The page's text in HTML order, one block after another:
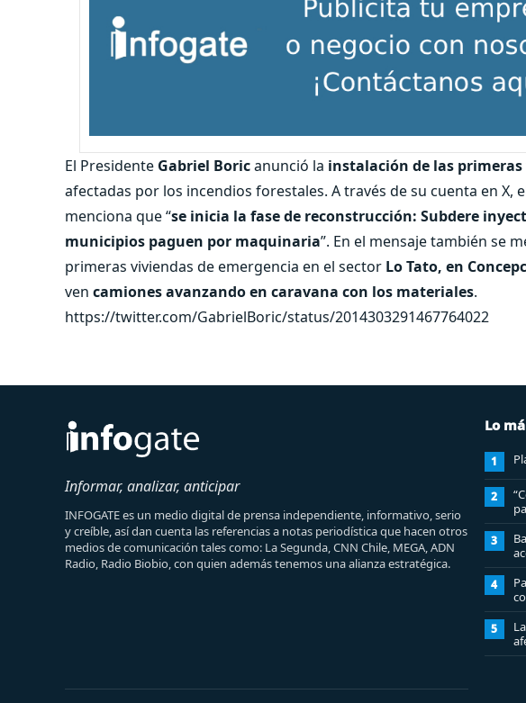
El Presidente Gabriel Boricanunció la instalación de las
afectadas por los incendios forestales. A través de su cuenta en
menciona que “se inicia la fase de reconstrucción: Subdere
municipios paguen por maquinaria”. En el mensaje también se
primeras viviendas de emergencia en el sector Lo Tato, en
ven camiones avanzando en caravana con los materiales.
https://twitter.com/GabrielBoric/status/2014303291467764022
Informar, analizar, anticipar
INFOGATE es un medio digital de prensa independiente, informativo, serio
y creíble, así dan cuenta las referencias a notas periodística que hacen otros
medios de comunicación tales como: La Segunda, CNN Chile, MEGA, ADN
Radio, Radio Biobio, con quien además tenemos una alianza estratégica.
Lo
1
2
3
4
5